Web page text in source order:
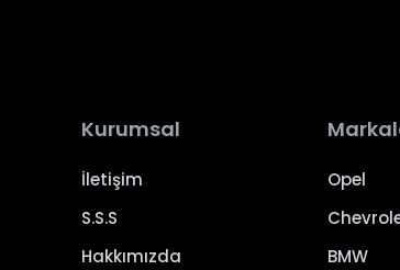
Kurumsal
İletişim
S.S.S
Hakkımızda
Opel
BMW